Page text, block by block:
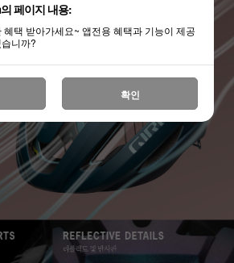
페이지 내용:
택 받아가세요~ 앱전용 혜택과 기능이 제공
니까?
확인